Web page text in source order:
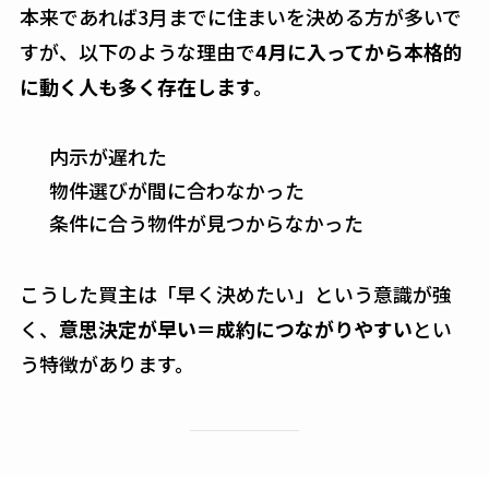
本来であれば3月までに住まいを決める方が多いで
すが、以下のような理由で4月に入ってから本格的
に動く人も多く存在します。
内示が遅れた
物件選びが間に合わなかった
条件に合う物件が見つからなかった
こうした買主は「早く決めたい」という意識が強
く、 意思決定が早い＝成約につながりやすいとい
う特徴があります。